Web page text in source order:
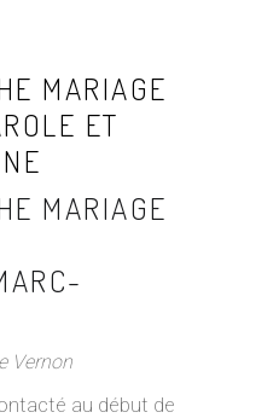
MARIAGE
ET
MARIAGE
Vernon
au début de